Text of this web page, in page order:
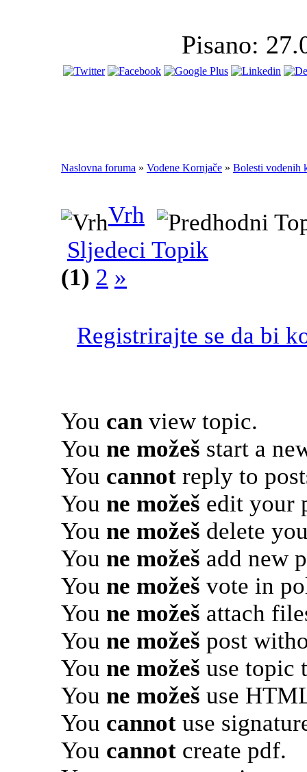
Pisano:
Naslovna foruma » Vodene Kornjače » Bolesti vodenih
Vrh
Sljedeci Topik
(1) 2 »
Registrirajte se da bi
You can view topic.
You ne možeš start a
You cannot reply to
You ne možeš edit your
You ne možeš delete
You ne možeš add new
You ne možeš vote in
You ne možeš attach
You ne možeš post
You ne možeš use topic
You ne možeš use
You cannot use
You cannot create pdf.